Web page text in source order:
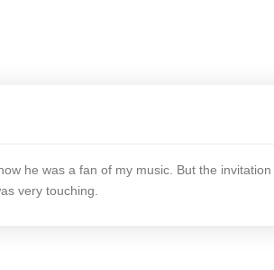
he was a fan of my music. But the
very touching.